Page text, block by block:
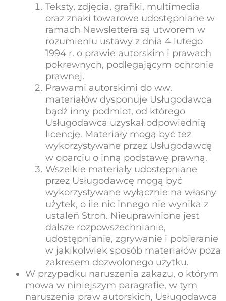
Teksty, zdjęcia, grafiki, multimedia
oraz znaki towarowe udostępniane w
ramach Newslettera są utworem w
rozumieniu ustawy z dnia 4 lutego
1994 r. o prawie autorskim i prawach
pokrewnych, podlegającym ochronie
prawnej.
Prawami autorskimi do ww.
materiałów dysponuje Usługodawca
bądź inny podmiot, od którego
Usługodawca uzyskał odpowiednią
licencję. Materiały mogą być też
wykorzystywane przez Usługodawcę
w oparciu o inną podstawę prawną.
Wszelkie materiały udostępniane
przez Usługodawcę mogą być
wykorzystywane wyłącznie na własny
użytek, o ile nic innego nie wynika z
ustaleń Stron. Nieuprawnione jest
dalsze rozpowszechnianie,
udostępnianie, zgrywanie i pobieranie
w jakikolwiek sposób materiałów poza
zakresem dozwolonego użytku.
W przypadku naruszenia zakazu, o którym
mowa w niniejszym paragrafie, w tym
naruszenia praw autorskich, Usługodawca